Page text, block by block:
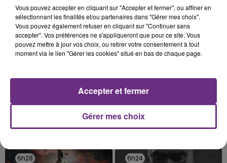
6h37
6h37
TEDDY SWIMS
6h32
6h32
ED SHEERAN & JUSTIN BIEBER
6h28
6h28 6h24
6h24
Vous pouvez accepter en cliquant sur "Accepter et fermer", ou affiner en
sélectionnant les finalités et/ou partenaires dans "Gérer mes choix".
Vous pouvez également refuser en cliquant sur "Continuer sans
accepter". Vos préférences ne s'appliqueront que pour ce site. Vous
pouvez mettre à jour vos choix, ou retirer votre consentement à tout
moment via le lien "Gérer les cookies" situé en bas de chaque page.
Gérer mes choix
Accepter et fermer